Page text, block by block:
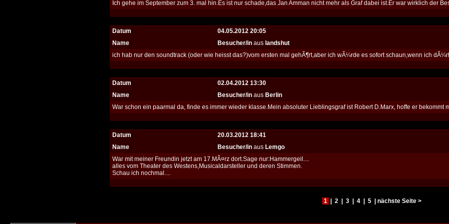
Ich gehe im September zum 3. mal hin.Es ist nur schade,das Jan Amman nicht mehr als Graf dabei ist.Er war wirklich der
Datum
04.05.2012 20:05
Name
Besucher/in aus landshut
ich hab nur den soundtrack (oder wie heisst das?)vom ersten mal gehÃ¶rt,aber ich wÃ¼rde es sofort schaun,wenn ich
Datum
02.04.2012 13:30
Name
Besucher/in aus Berlin
War schon ein paarmal da, finde es immer wieder klasse.Mein absoluter Lieblingsgraf ist Robert D.Marx, hoffe er bekommt
Datum
20.03.2012 18:41
Name
Besucher/in aus Lemgo
War mit meiner Freundin jetzt am 17.MÃ¤rz dort.Sage nur:Hammergeil....
alles vom Theater des Westens,Musicaldarsteller und deren Stimmen.
Schau ich nochmal....
1 2 3 4 5 nächste Seite >